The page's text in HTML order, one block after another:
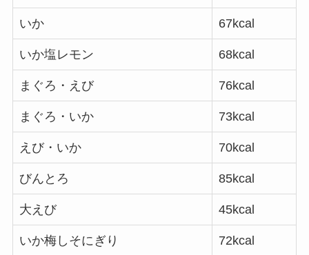
いか 67kcal
いか塩レモン 68kcal
まぐろ・えび 76kcal
まぐろ・いか 73kcal
えび・いか 70kcal
びんとろ 85kcal
大えび 45kcal
いか梅しそにぎり 72kcal